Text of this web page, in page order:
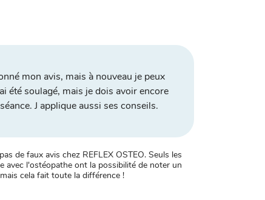
mon avis, mais à nouveau je peux
été soulagé, mais je dois avoir encore
J applique aussi ses conseils.
de faux avis chez REFLEX OSTEO. Seuls les
avec l'ostéopathe ont la possibilité de noter un
cela fait toute la différence !